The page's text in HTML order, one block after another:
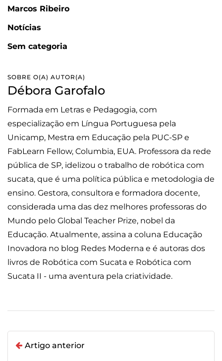
Marcos Ribeiro
Notícias
Sem categoria
SOBRE O(A) AUTOR(A)
Débora Garofalo
Formada em Letras e Pedagogia, com
especialização em Língua Portuguesa pela
Unicamp, Mestra em Educação pela PUC-SP e
FabLearn Fellow, Columbia, EUA. Professora da rede
pública de SP, idelizou o trabalho de robótica com
sucata, que é uma política pública e metodologia de
ensino. Gestora, consultora e formadora docente,
considerada uma das dez melhores professoras do
Mundo pelo Global Teacher Prize, nobel da
Educação. Atualmente, assina a coluna Educação
Inovadora no blog Redes Moderna e é autoras dos
livros de Robótica com Sucata e Robótica com
Sucata II - uma aventura pela criatividade.
Artigo anterior